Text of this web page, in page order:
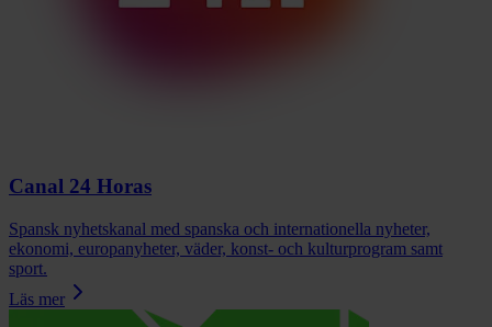
Canal 24 Horas
Spansk nyhetskanal med spanska och internationella nyheter,
ekonomi, europanyheter, väder, konst- och kulturprogram samt
sport.
Läs mer